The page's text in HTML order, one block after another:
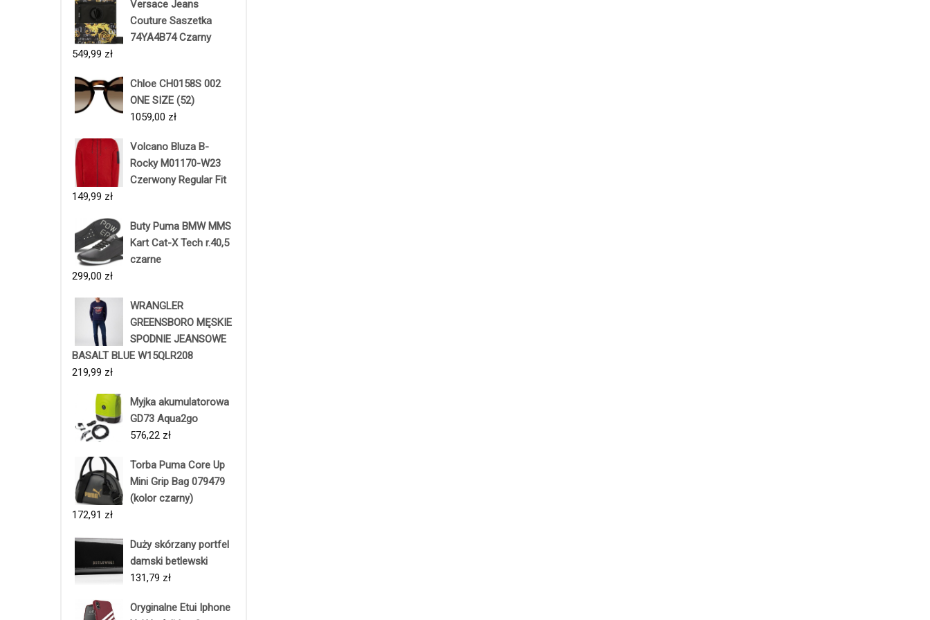
Versace Jeans
Couture Saszetka
74YA4B74 Czarny
549,99 zł
Chloe CH0158S 002
ONE SIZE (52)
1059,00 zł
Volcano Bluza B-
Rocky M01170-W23
Czerwony Regular Fit
149,99 zł
Buty Puma BMW MMS
Kart Cat-X Tech r.40,5
czarne
299,00 zł
WRANGLER
GREENSBORO MĘSKIE
SPODNIE JEANSOWE
BASALT BLUE W15QLR208
219,99 zł
Myjka akumulatorowa
GD73 Aqua2go
576,22 zł
Torba Puma Core Up
Mini Grip Bag 079479
(kolor czarny)
172,91 zł
Duży skórzany portfel
damski betlewski
131,79 zł
Oryginalne Etui Iphone